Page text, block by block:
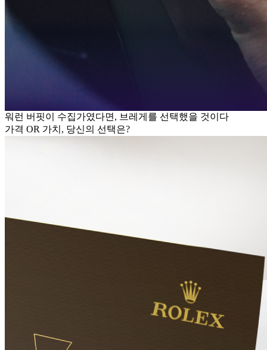
워런 버핏이 수집가였다면, 브레게를 선택했을 것이다
가격 OR 가치, 당신의 선택은?